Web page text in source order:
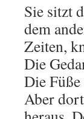
Sie sitzt
dem
Zeiten,
Die
Die
Aber